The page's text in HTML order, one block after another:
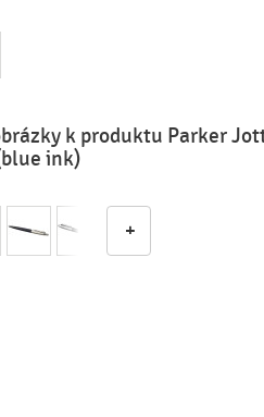
k produktu Parker
ink)
+